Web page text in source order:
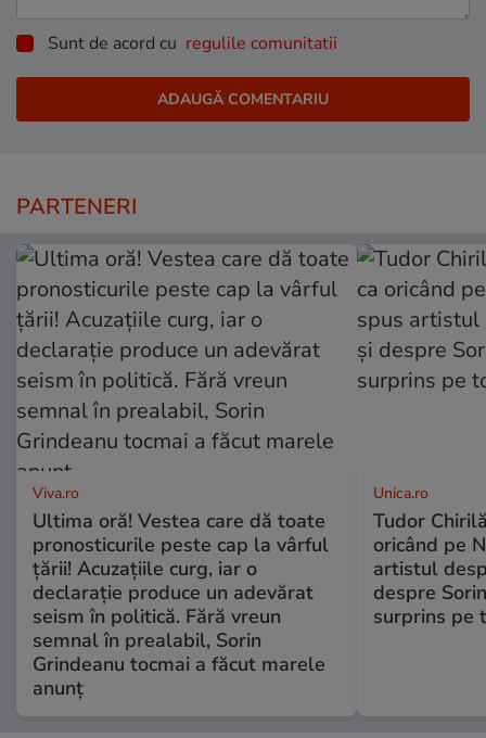
Sunt de acord cu regulile comunitatii
PARTENERI
Viva.ro
Ultima oră! Vestea care dă toate
pronosticurile peste cap la vârful
țării! Acuzațiile curg, iar o
declarație produce un adevărat
seism în politică. Fără vreun
semnal în prealabil, Sorin
Grindeanu tocmai a făcut marele
anunț
Unica.ro
Tudor
oricând pe
artistul
despre
surprins pe